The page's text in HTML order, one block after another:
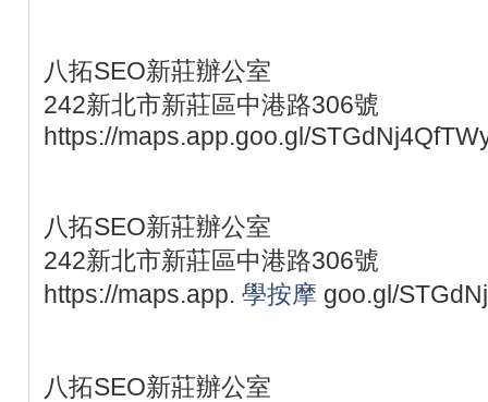
八拓SEO新莊辦公室
242新北市新莊區中港路306號
https://maps.app.goo.gl/
八拓SEO新莊辦公室
242新北市新莊區中港路306號
https://maps.app. 學按摩 goo.gl/
八拓SEO新莊辦公室